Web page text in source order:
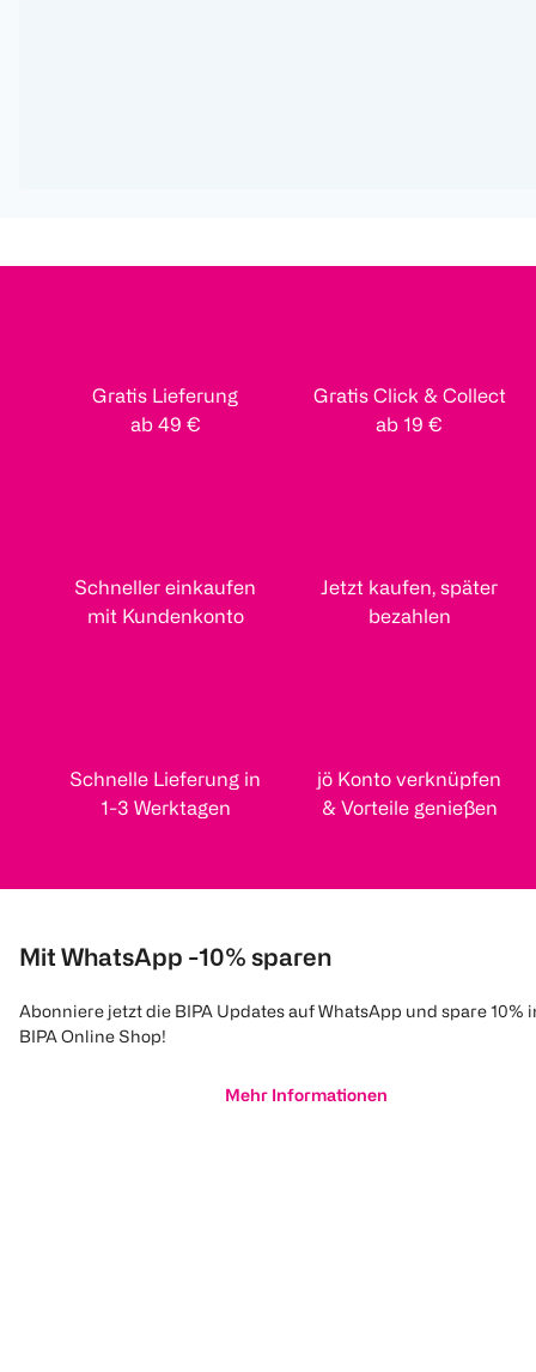
Gratis Lieferung
ab 49 €
Gratis Click & Collect
ab 19 €
Schneller einkaufen
mit Kundenkonto
Jetzt kaufen, später
bezahlen
Schnelle Lieferung in
1-3 Werktagen
jö Konto verknüpfen
& Vorteile genießen
Mit WhatsApp -10% sparen
Abonniere jetzt die BIPA Updates auf WhatsApp und spare 10%
BIPA Online Shop!
Mehr Informationen